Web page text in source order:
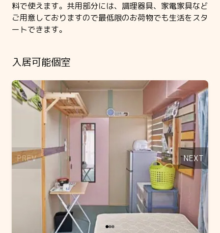
料で使えます。共用部分には、調理器具、家電家具など
ご用意しておりますので最低限のお荷物でも生活をスタ
ートできます。
入居可能個室
Slide 1 of 3
PREV NEXT